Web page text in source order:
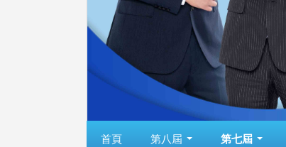
首頁 第八屆 第七屆